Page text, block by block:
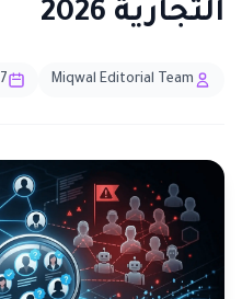
التجارية 2026
Miqwal Editorial Team 27 يوليو 2026